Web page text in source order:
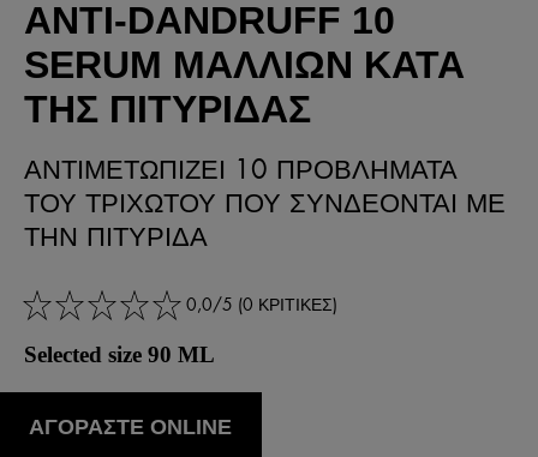
ANTI-DANDRUFF 10
SERUM ΜΑΛΛΙΩΝ ΚΑΤΑ
ΤΗΣ ΠΙΤΥΡΙΔΑΣ
ΑΝΤΙΜΕΤΩΠΙΖΕΙ 10 ΠΡΟΒΛΗΜΑΤΑ
ΤΟΥ ΤΡΙΧΩΤΟΥ ΠΟΥ ΣΥΝΔΕΟΝΤΑΙ ΜΕ
ΤΗΝ ΠΙΤΥΡΙΔΑ
0,0/5 (0 ΚΡΙΤΙΚΕΣ)
Selected size 90 ML
ΑΓΟΡΑΣΤΕ ONLINE